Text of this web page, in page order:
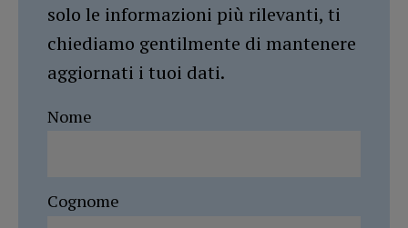
solo le informazioni più rilevanti, ti
chiediamo gentilmente di mantenere
aggiornati i tuoi dati.
Nome
Cognome